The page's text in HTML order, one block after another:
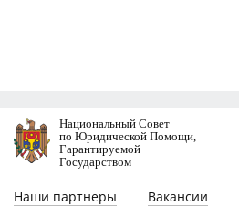
Национальный Совет
по Юридической Помощи,
Гарантируемой
Государством
Наши партнеры Вакансии